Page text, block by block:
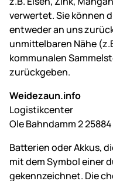
verwertet. Sie können
entweder an uns
unmittelbaren Nähe
kommunalen
zurückgeben.
Weidezaun.info
Logistikcenter
Ole Bahndamm 2
Batterien oder Akkus,
mit dem Symbol einer
gekennzeichnet. Die